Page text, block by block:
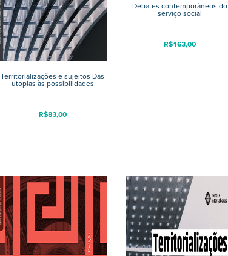
Territorializações e sujeitos Das
utopias às possibilidades
R$83,00
Debates contemporâneos do
serviço social
R$163,00